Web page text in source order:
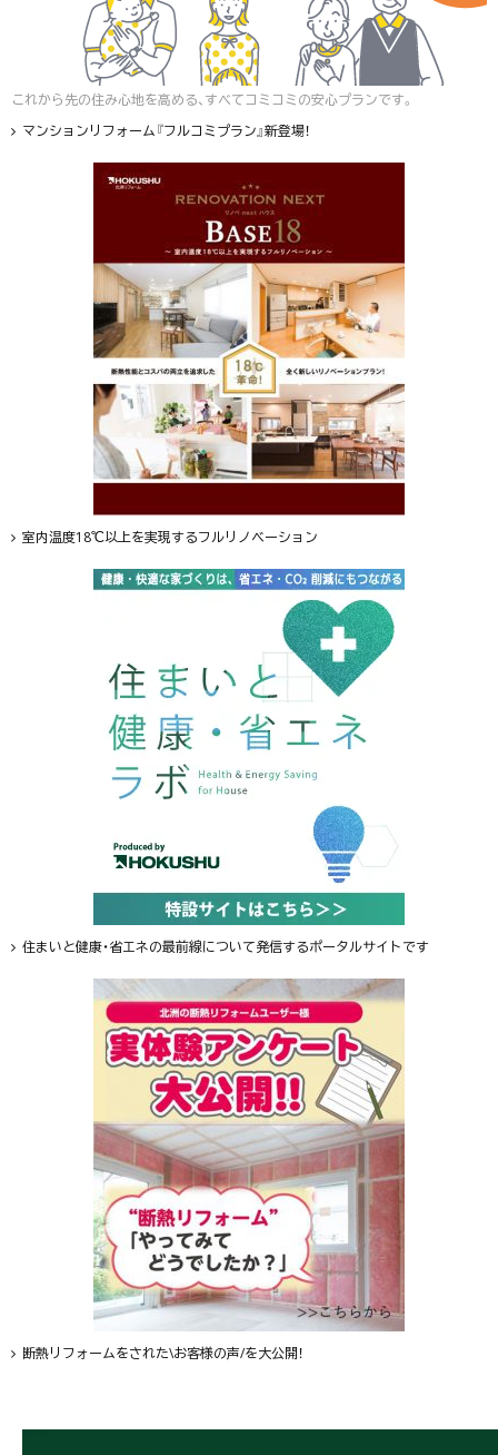
これから先の住み心地を高める、すべてコミコミの安心プランです。
マンションリフォーム『フルコミプラン』新登場！
室内温度18℃以上を実現するフルリノベーション
住まいと健康・省エネの最前線について発信するポータルサイトです
断熱リフォームをされた\お客様の声/を大公開！